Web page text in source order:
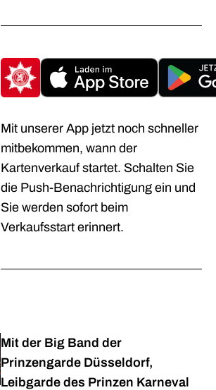
Mit unserer App jetzt noch schneller
mitbekommen, wann der
Kartenverkauf startet. Schalten Sie
die Push-Benachrichtigung ein und
Sie werden sofort beim
Verkaufsstart erinnert.
Mit der Big Band der
Prinzengarde Düsseldorf,
Leibgarde des Prinzen Karneval